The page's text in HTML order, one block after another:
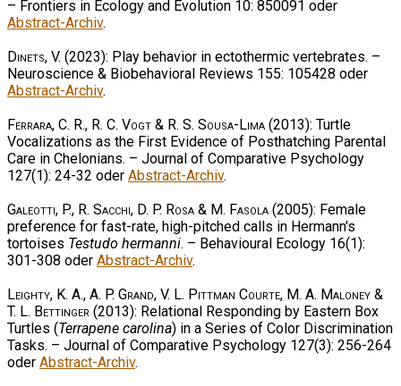
– Frontiers in Ecology and Evolution 10: 850091 oder
Abstract-Archiv.
Dinets, V. (2023): Play behavior in ectothermic vertebrates. –
Neuroscience & Biobehavioral Reviews 155: 105428 oder
Abstract-Archiv.
Ferrara, C. R., R. C. Vogt & R. S. Sousa-Lima (2013): Turtle
Vocalizations as the First Evidence of Posthatching Parental
Care in Chelonians. – Journal of Comparative Psychology
127(1): 24-32 oder Abstract-Archiv.
Galeotti, P., R. Sacchi, D. P. Rosa & M. Fasola (2005): Female
preference for fast-rate, high-pitched calls in Hermann's
tortoises Testudo hermanni. – Behavioural Ecology 16(1):
301-308 oder Abstract-Archiv.
Leighty, K. A., A. P. Grand, V. L. Pittman Courte, M. A. Maloney &
T. L. Bettinger (2013): Relational Responding by Eastern Box
Turtles (Terrapene carolina) in a Series of Color Discrimination
Tasks. – Journal of Comparative Psychology 127(3): 256-264
oder Abstract-Archiv.